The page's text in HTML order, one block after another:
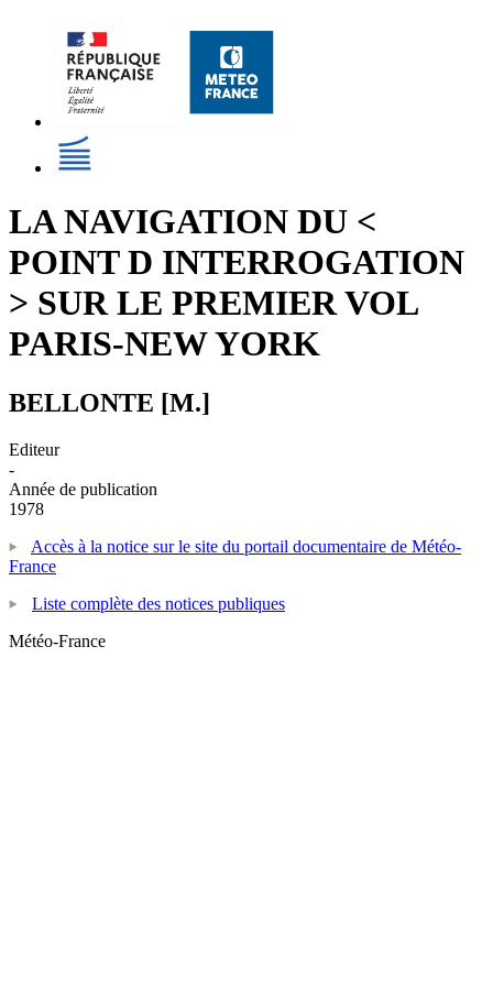
LA NAVIGATION DU <
POINT D INTERROGATION
> SUR LE PREMIER VOL
PARIS-NEW YORK
BELLONTE [M.]
Editeur
-
Année de publication
1978
Accès à la notice sur le site du portail documentaire de Météo-
France
Liste complète des notices publiques
Météo-France